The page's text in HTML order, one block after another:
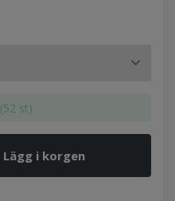
(52 st)
Lägg i korgen